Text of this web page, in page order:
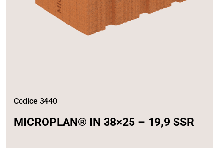
Codice 3440
MICROPLAN® IN 38×25 – 19,9 SSR